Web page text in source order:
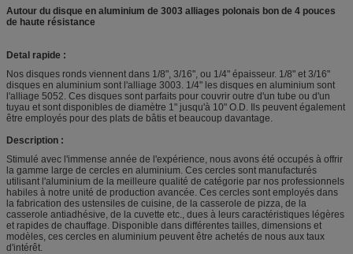
Autour du disque en aluminium de 3003 alliages polonais bon de 4 pouces
de haute résistance
Detal rapide :
Nos disques ronds viennent dans 1/8", 3/16", ou 1/4" épaisseur. 1/8" et 3/16"
disques en aluminium sont l'alliage 3003. 1/4" les disques en aluminium sont
l'alliage 5052. Ces disques sont parfaits pour couvrir outre d'un tube ou d'un
tuyau et sont disponibles de diamètre 1" jusqu'à 10" O.D. Ils peuvent également
être employés pour des plats de bâtis et beaucoup davantage.
Description :
Stimulé avec l'immense année de l'expérience, nous avons été occupés à offrir
la gamme large de cercles en aluminium. Ces cercles sont manufacturés
utilisant l'aluminium de la meilleure qualité de catégorie par nos professionnels
habiles à notre unité de production avancée. Ces cercles sont employés dans
la fabrication des ustensiles de cuisine, de la casserole de pizza, de la
casserole antiadhésive, de la cuvette etc., dues à leurs caractéristiques légères
et rapides de chauffage. Disponible dans différentes tailles, dimensions et
modèles, ces cercles en aluminium peuvent être achetés de nous aux taux
d'intérêt.